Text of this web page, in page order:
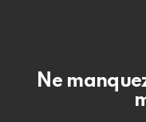
Ne